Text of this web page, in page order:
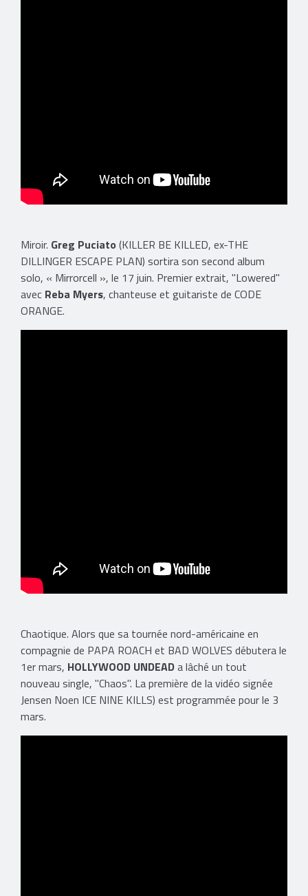
Miroir. Greg Puciato (KILLER BE KILLED, ex-THE
DILLINGER ESCAPE PLAN) sortira son second album
solo, « Mirrorcell », le 17 juin. Premier extrait, "Lowered"
avec Reba Myers, chanteuse et guitariste de CODE
ORANGE.
Chaotique. Alors que sa tournée nord-américaine en
compagnie de PAPA ROACH et BAD WOLVES débutera le
1er mars, HOLLYWOOD UNDEADa lâché un tout
nouveau single, "Chaos". La première de la vidéo signée
Jensen Noen ICE NINE KILLS) est programmée pour le 3
mars.​